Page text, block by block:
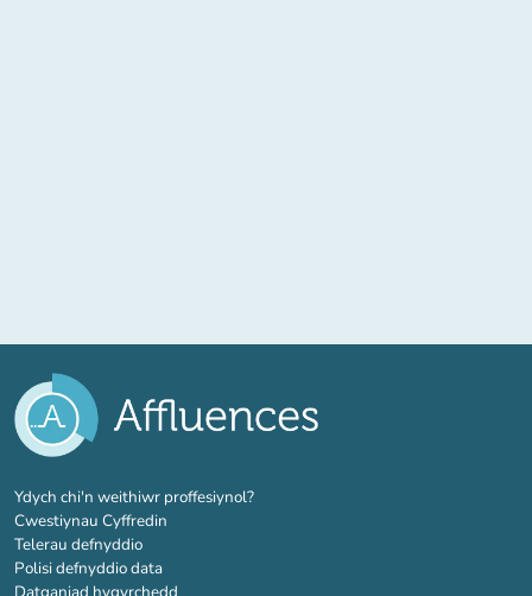
Ydych chi'n weithiwr proffesiynol?(tab newydd)
Cwestiynau Cyffredin
Telerau defnyddio
Polisi defnyddio data